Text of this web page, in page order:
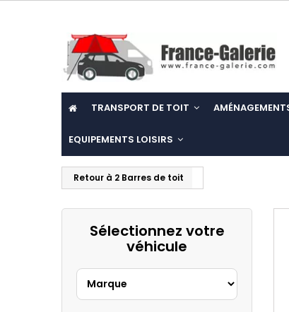
TRANSPORT DE TOIT
EQUIPEMENTS LOISIRS
Retour à 2 Barres de toit
Sélectionnez votre
véhicule